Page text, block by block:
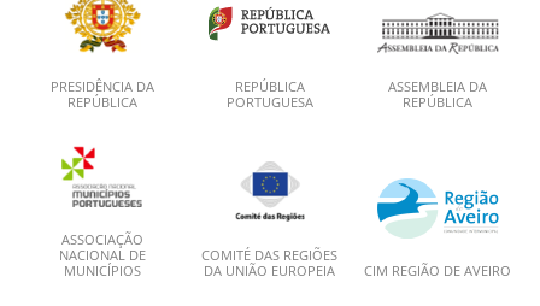
PRESIDÊNCIA DA
REPÚBLICA
REPÚBLICA
PORTUGUESA
ASSEMBLEIA DA
REPÚBLICA
ASSOCIAÇÃO
NACIONAL DE
MUNICÍPIOS
COMITÉ DAS REGIÕES
DA UNIÃO EUROPEIA
CIM REGIÃO DE AVEIRO